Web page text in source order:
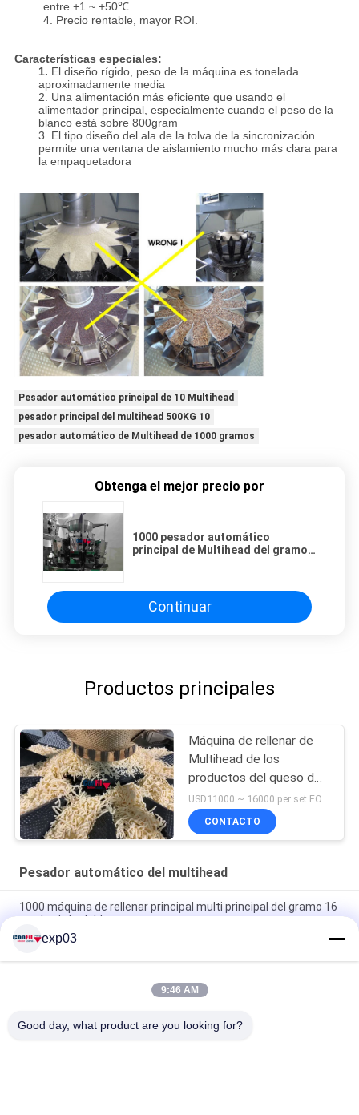
entre +1 ~ +50℃.
4. Precio rentable, mayor ROI.
Características especiales:
1. El diseño rígido, peso de la máquina es tonelada
aproximadamente media
2. Una alimentación más eficiente que usando el
alimentador principal, especialmente cuando el peso de la
blanco está sobre 800gram
3. El tipo diseño del ala de la tolva de la sincronización
permite una ventana de aislamiento mucho más clara para
la empaquetadora
Pesador automático principal de 10 Multihead
pesador principal del multihead 500KG 10
pesador automático de Multihead de 1000 gramos
Obtenga el mejor precio por
1000 pesador automático
principal de Multihead del gramo
Continuar
Productos principales
Máquina de rellenar de
Multihead de los
productos del queso del
pesador principal
automático del pesador
14
USD11000 ~ 16000 per set FOB Guangzhou China MOQ:1 sistema
CONTACTO
Pesador automático del multihead
1000 máquina de rellenar principal multi principal del gramo 16
con la aleta doble
almacenamiento central del tanque
1000gram ralló el pesador automático 10 2.5Liter principal de
exp03
9:46 AM
Good day, what product are you looking for?